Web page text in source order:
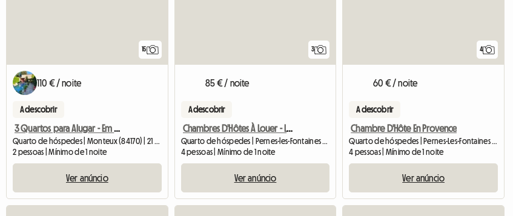
15
110 € / noite
A descobrir
3 Quartos para Alugar - Em Mazet Des Beaujots
Quarto de hóspedes | Monteux (84170) | 21 M2
2 pessoas | Mínimo de 1 noite
Ver anúncio
3
85 € / noite
A descobrir
Chambres D'Hôtes À Louer - Le Saint Victor
Quarto de hóspedes | Pernes-les-Fontaines (84210)
4 pessoas | Mínimo de 1 noite
Ver anúncio
4
60 € / noite
A descobrir
Chambre D'Hôte En Provence
Quarto de hóspedes | Pernes-Les-Fontaines (84210)
4 pessoas | Mínimo de 1 noite
Ver anúncio